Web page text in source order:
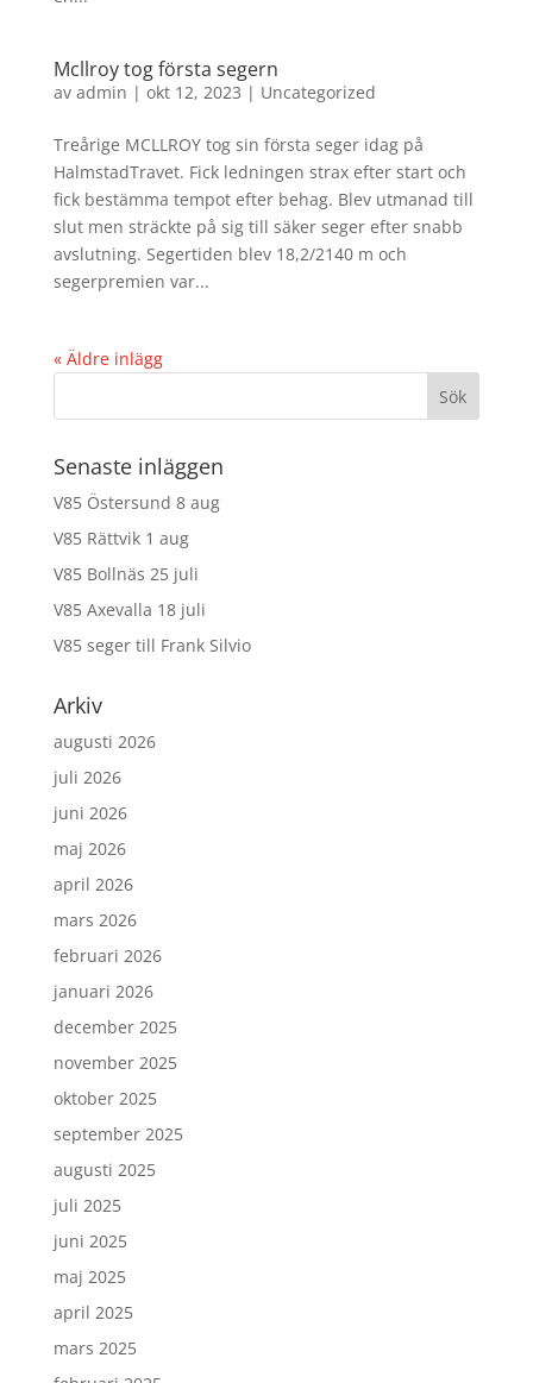
Mcllroy tog första segern
av admin | okt 12, 2023 | Uncategorized
Treårige MCLLROY tog sin första seger idag på
HalmstadTravet. Fick ledningen strax efter start och
fick bestämma tempot efter behag. Blev utmanad till
slut men sträckte på sig till säker seger efter snabb
avslutning. Segertiden blev 18,2/2140 m och
segerpremien var...
« Äldre inlägg
Senaste inläggen
V85 Östersund 8 aug
V85 Rättvik 1 aug
V85 Bollnäs 25 juli
V85 Axevalla 18 juli
V85 seger till Frank Silvio
Arkiv
augusti 2026
juli 2026
juni 2026
maj 2026
april 2026
mars 2026
februari 2026
januari 2026
december 2025
november 2025
oktober 2025
september 2025
augusti 2025
juli 2025
juni 2025
maj 2025
april 2025
mars 2025